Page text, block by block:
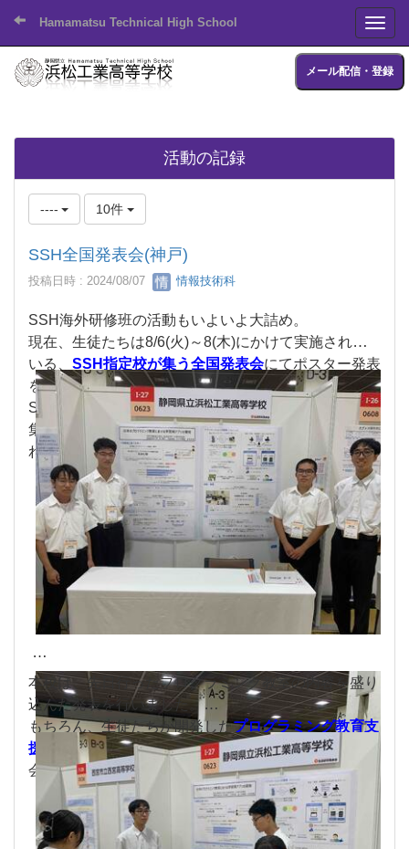
Hamamatsu Technical High School
メール配信・登録
活動の記録
---- 10件
SSH全国発表会(神戸)
投稿日時 : 2024/08/07 情報技術科
SSH海外研修班の活動もいよいよ大詰め。
現在、生徒たちは8/6(火)～8(木)にかけて実施されて
いる、 SSH指定校が集う全国発表会にてポスター発表
を行っています。
SSH指定校として日々研鑽を積んでいる全国200校が
集まる大会だけあって、非常に興味深く熱量の感じら
れるポスターばかりです。
本校は、先日行ったプログラミング教室の内容を盛り
込んだ発表を行いました。
もちろん、生徒たちが開発したプログラミング教育支
援アプリケーション「Uuring」に関しても、実際に
会場に展示し、来場者の方々に試用して頂きました。